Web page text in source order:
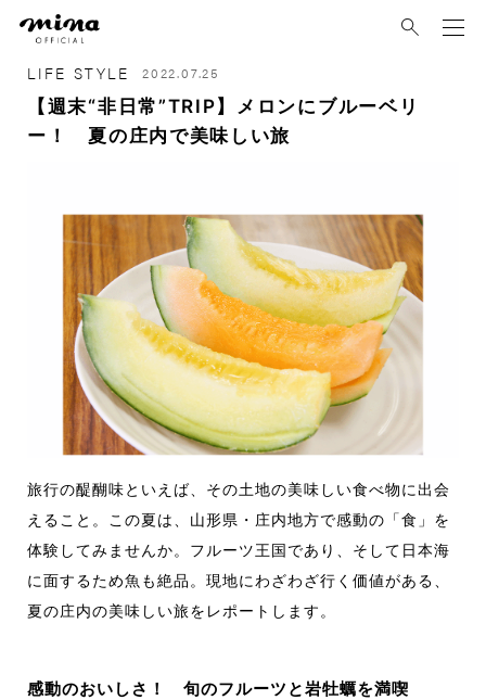
LIFE STYLE 2022.07.25
【週末“非日常”TRIP】メロンにブルーベリ
ー！ 夏の庄内で美味しい旅
旅行の醍醐味といえば、その土地の美味しい食べ物に出会
えること。この夏は、山形県・庄内地方で感動の「食」を
体験してみませんか。フルーツ王国であり、そして日本海
に面するため魚も絶品。現地にわざわざ行く価値がある、
夏の庄内の美味しい旅をレポートします。
感動のおいしさ！ 旬のフルーツと岩牡蠣を満喫